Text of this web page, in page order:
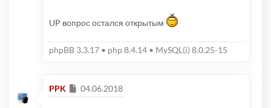
UP вопрос остался открытым
phpBB 3.3.17 • php 8.4.14 • MySQL(i) 8.0.25-15
PPK Сообщение
04.06.2018